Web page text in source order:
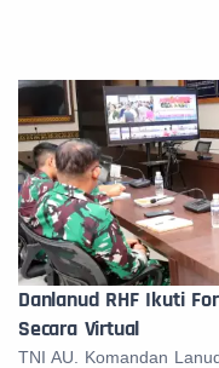
Danlanud RHF Ikuti
Secara Virtual
TNI AU. Komandan